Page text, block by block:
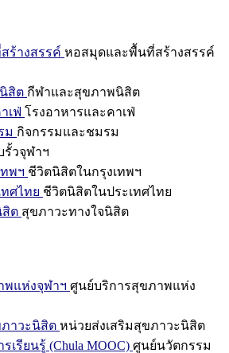
ร้างสรรค์ หอสมุดและพื้นที่สร้างสรรค์
สิต กีฬาและสุขภาพนิสิต
เฟ่ โรงอาหารและคาเฟ่
ม กิจกรรมและชมรม
รั้วจุฬาฯ
พฯ ชีวิตนิสิตในกรุงเทพฯ
ศไทย ชีวิตนิสิตในประเทศไทย
สิต สุขภาวะทางใจนิสิต
พแห่งจุฬาฯ ศูนย์บริการสุขภาพแห่ง
าวะนิสิต หน่วยส่งเสริมสุขภาวะนิสิต
รียนรู้ (Chula MOOC) ศูนย์นวัตกรรม